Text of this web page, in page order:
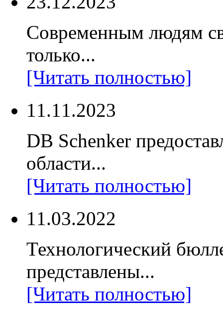
Современным людям
только...
[Читать полностью]
11.11.2023
DB Schenker
области...
[Читать полностью]
11.03.2022
Технологический
представлены...
[Читать полностью]